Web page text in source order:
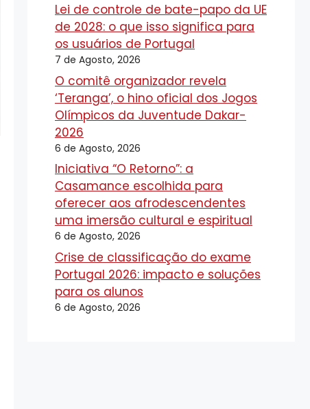
Lei de controle de bate-papo da UE
de 2028: o que isso significa para
os usuários de Portugal
7 de Agosto, 2026
O comitê organizador revela
‘Teranga’, o hino oficial dos Jogos
Olímpicos da Juventude Dakar-
2026
6 de Agosto, 2026
Iniciativa “O Retorno”: a
Casamance escolhida para
oferecer aos afrodescendentes
uma imersão cultural e espiritual
6 de Agosto, 2026
Crise de classificação do exame
Portugal 2026: impacto e soluções
para os alunos
6 de Agosto, 2026